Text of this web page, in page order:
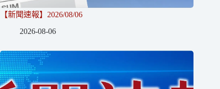
【新聞速報】2026/08/06
2026-08-06